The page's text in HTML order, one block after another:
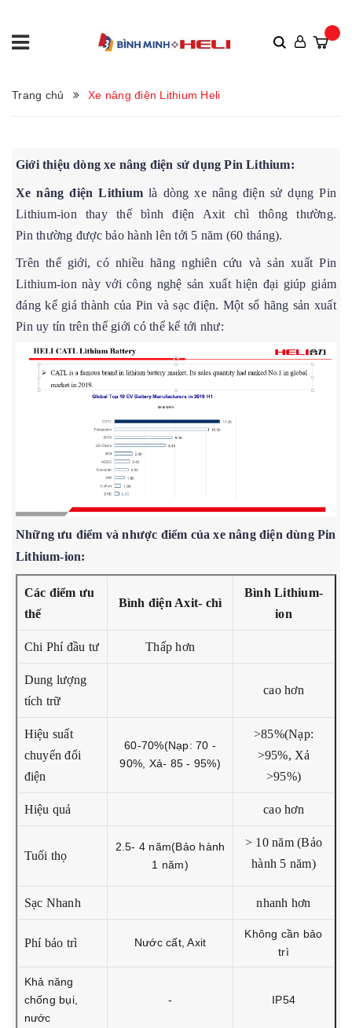
Trang chủ Xe nâng điện Lithium Heli
Giới thiệu dòng xe nâng điện sử dụng Pin Lithium:
Xe nâng điện Lithium là dòng xe nâng điện sử dụng Pin
Lithium-ion thay thế bình điện Axit chì thông thường.
Pin thường được bảo hành lên tới 5 năm (60 tháng).
Trên thế giới, có nhiều hãng nghiên cứu và sản xuất Pin
Lithium-ion này với công nghệ sản xuất hiện đại giúp giảm
đáng kể giá thành của Pin và sạc điện. Một số hãng sản xuất
Pin uy tín trên thế giới có thể kể tới như:
Những ưu điểm và nhược điểm của xe nâng điện dùng Pin
Lithium-ion:
Các điểm ưu
thế
Bình điện Axit- chì
Bình Lithium-
ion
Chi Phí đầu tư Thấp hơn
Dung lượng
tích trữ
cao hơn
Hiệu suất
chuyển đổi
điện
60-70%(Nạp: 70 -
90%, Xả- 85 - 95%)
>85%(Nạp:
>95%, Xả
>95%)
Hiệu quả cao hơn
Tuổi thọ
2.5- 4 năm(Bảo hành
1 năm)
> 10 năm(Bảo
hành 5 năm)
Sạc Nhanh nhanh hơn
Phí bảo trì Nước cất, Axit
Không cần bảo
trì
Khả năng
chống bụi,
nước
- IP54